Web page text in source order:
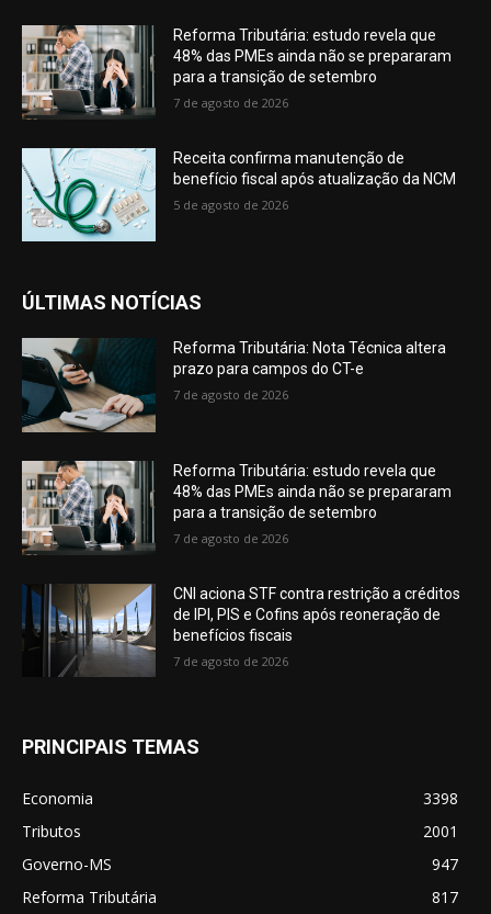
Reforma Tributária: estudo revela que
48% das PMEs ainda não se prepararam
para a transição de setembro
7 de agosto de 2026
Receita confirma manutenção de
benefício fiscal após atualização da NCM
5 de agosto de 2026
ÚLTIMAS NOTÍCIAS
Reforma Tributária: Nota Técnica altera
prazo para campos do CT-e
7 de agosto de 2026
Reforma Tributária: estudo revela que
48% das PMEs ainda não se prepararam
para a transição de setembro
7 de agosto de 2026
CNI aciona STF contra restrição a créditos
de IPI, PIS e Cofins após reoneração de
benefícios fiscais
7 de agosto de 2026
PRINCIPAIS TEMAS
Economia
3398
Tributos
2001
Governo-MS
947
Reforma Tributária
817